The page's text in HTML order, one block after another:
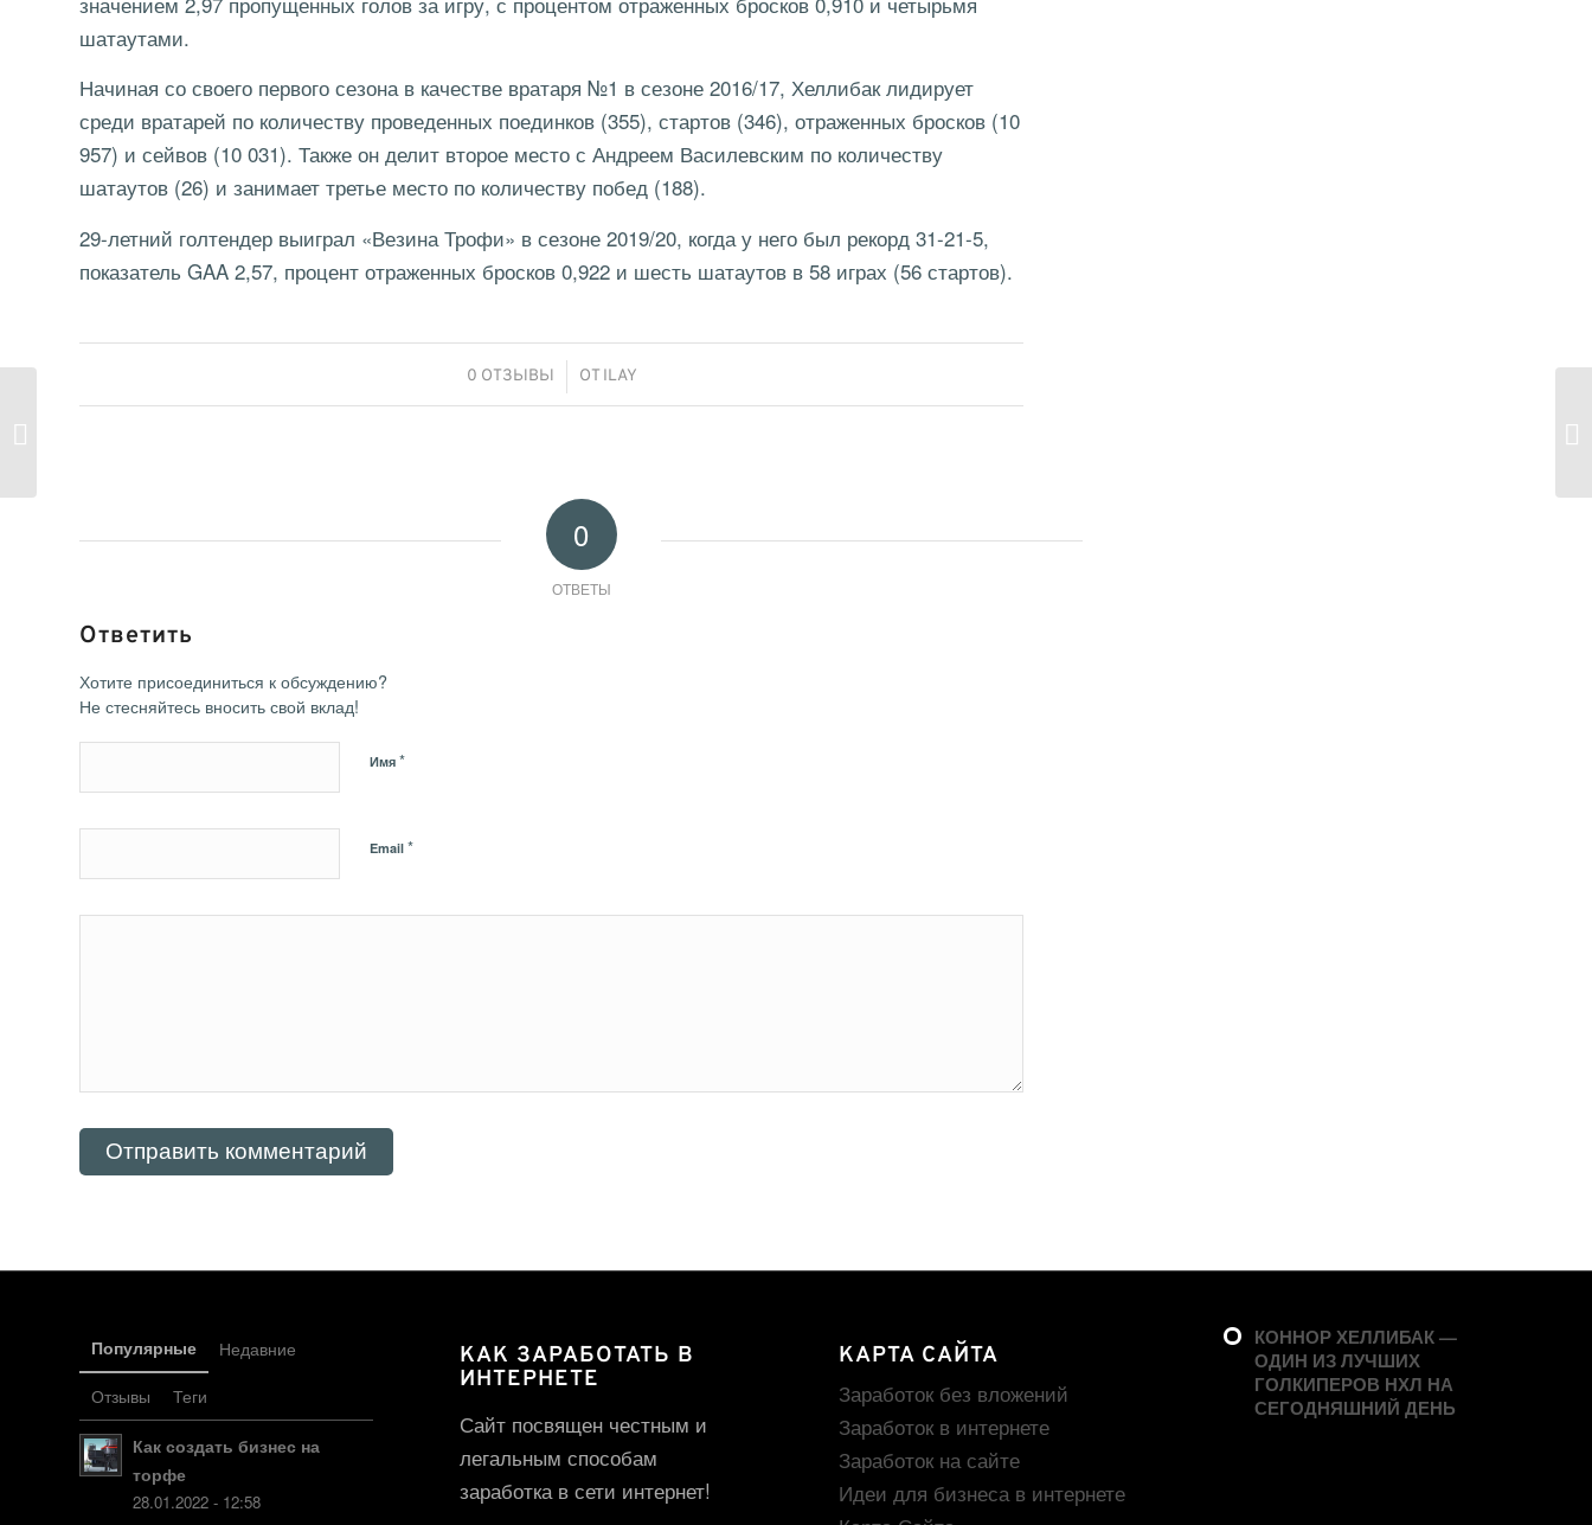
шатаутами.
Начиная со своего первого сезона в качестве вратаря №1 в сезоне 2016/17, Хеллибак лидирует
среди вратарей по количеству проведенных поединков (355), стартов (346), отраженных бросков (10
957) и сейвов (10 031). Также он делит второе место с Андреем Василевским по количеству
шатаутов (26) и занимает третье место по количеству побед (188).
29-летний голтендер выиграл «Везина Трофи» в сезоне 2019/20, когда у него был рекорд 31-21-5,
показатель GAA 2,57, процент отраженных бросков 0,922 и шесть шатаутов в 58 играх (56 стартов).
0 ОТЗЫВЫ
/ ОТ ILAY
0
ОТВЕТЫ
Ответить
Хотите присоединиться к обсуждению?
Не стесняйтесь вносить свой вклад!
Имя *
Email *
Популярные
Недавние
Отзывы
Теги
Как создать бизнес на
торфе
28.01.2022 - 12:58
КАК ЗАРАБОТАТЬ В
ИНТЕРНЕТЕ
Сайт посвящен честным и
легальным способам
заработка в сети интернет!
КАРТА САЙТА
Заработок без вложений
Заработок в интернете
Заработок на сайте
Идеи для бизнеса в интернете
КОННОР ХЕЛЛИБАК —
ОДИН ИЗ ЛУЧШИХ
ГОЛКИПЕРОВ НХЛ НА
СЕГОДНЯШНИЙ ДЕНЬ
Ламин Ямал — новая